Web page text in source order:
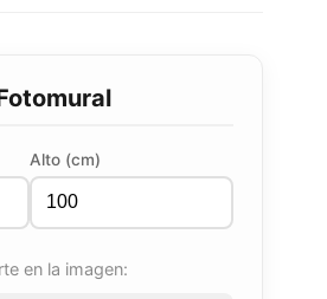
Alto (cm)
en la imagen: